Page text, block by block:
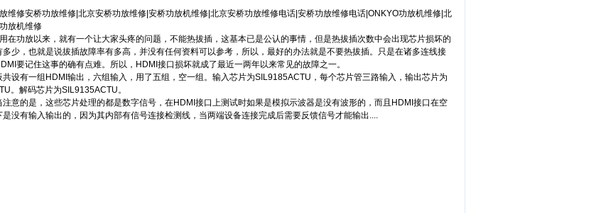
维修安桥功放维修| 北京安桥功放维修| 安桥功放机维修| 北京安桥功放维修电话| 安桥功放维修电话| ONKYO功放机维修| 北
放机维修
在功放以来，就有一个让大家头疼的问题，不能热拔插，这基本已是公认的事情，但是热拔插次数中会出现芯片损坏的
多少，也就是说拔插故障率有多高，并没有任何资料可以参考，所以，最好的办法就是不要热拔插。只是在诸多连线接
要记住这事的确有点难。所以，HDMI接口损坏就成了最近一两年以来常见的故障之一。
共设有一组HDMI输出，六组输入，用了五组，空一组。输入芯片为SIL9185ACTU，每个芯片管三路输入，输出芯片为
。解码芯片为SIL9135ACTU。
注意的是，这些芯片处理的都是数字信号，在HDMI接口上测试时如果是模拟示波器是没有波形的，而且HDMI接口在空
是没有输入输出的，因为其内部有信号连接检测线，当两端设备连接完成后需要反馈信号才能输出....